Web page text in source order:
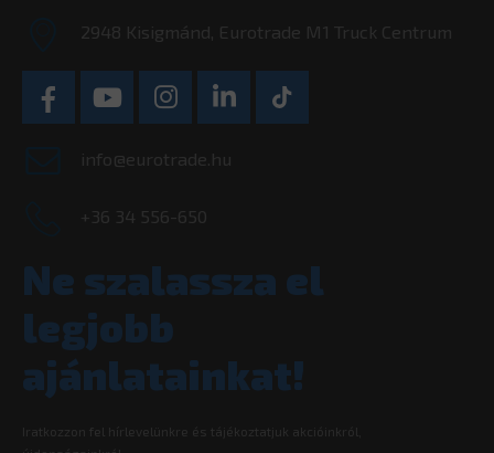
2948 Kisigmánd, Eurotrade M1 Truck Centrum
info@eurotrade.hu
+36 34 556-650
Ne szalassza el
legjobb
ajánlatainkat!
Iratkozzon fel hírlevelünkre és tájékoztatjuk akcióinkról,